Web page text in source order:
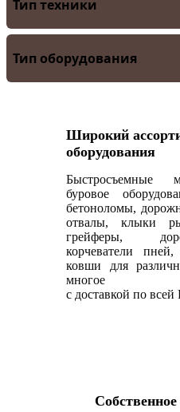
Тип техники
Тип оборудования
Широкий
оборудования
Быстросъемные
буровое
бетоноломы,
отвалы, клыки
грейферы,
корчеватели пней,
ковши для
многое
с доставкой по всей